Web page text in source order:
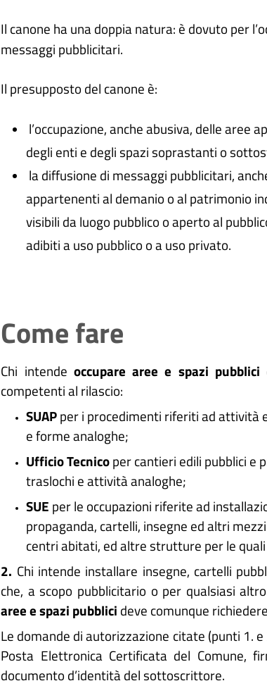
Il canone ha una doppia natura: è dovuto per
messaggi pubblicitari.
Il presupposto del canone è:
l’occupazione, anche abusiva, delle aree
degli enti e degli spazi soprastanti o
la diffusione di messaggi pubblicitari,
appartenenti al demanio o al patrimonio
visibili da luogo pubblico o aperto al
adibiti a uso pubblico o a uso privato.
Come fare
Chi intende occupare aree e spazi pubblici
competenti al rilascio:
SUAPper i procedimenti riferiti ad attività
e forme analoghe;
Ufficio Tecnicoper cantieri edili pubblici e
traslochi e attività analoghe;
SUE per le occupazioni riferite ad
propaganda, cartelli, insegne ed altri
centri abitati, ed altre strutture per le
2. Chi intende installare insegne, cartelli
che, a scopo pubblicitario o per qualsiasi
aree e spazi pubblici deve comunque
Le domande di autorizzazione citate (punti 1.
Posta Elettronica Certificata del Comune,
documento d’identità del sottoscrittore.